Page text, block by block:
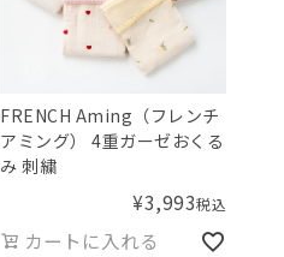
FRENCH Aming（フレンチ
アミング） 4重ガーゼおくる
み 刺繍
¥3,993税込
カートに入れる